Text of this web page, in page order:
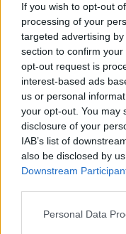
If you wish to opt-out
processing of your
targeted advertising
section to confirm
opt-out request is
interest-based ads
us or personal
your opt-out. You may
disclosure of your
IAB’s list of
also be disclosed by
Downstream
Please note that this
Personal Data
"Saját dalaink
utazás során
önmagunkról.
fontosnak
egyszerű,
általunk
társadalmi
hogy a
síkot is
Dalainkban így
terítékre, mint
vagy épp az,
nyilatkozták.